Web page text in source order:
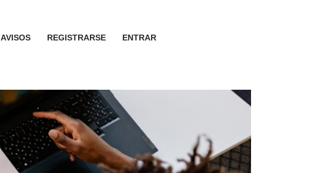
AVISOS REGISTRARSE
ENTRAR